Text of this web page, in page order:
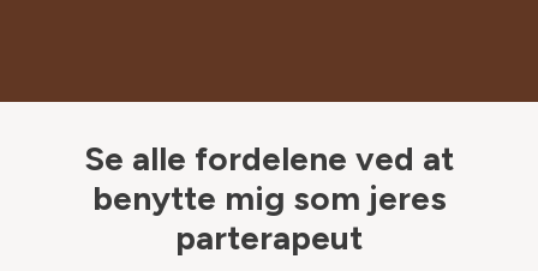
Se alle fordelene ved at
benytte mig som jeres
parterapeut